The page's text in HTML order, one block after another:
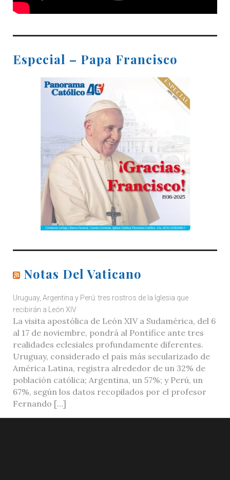
Especial – Papa Francisco
Notas Del Vaticano
Uruguay, Argentina y Perú: tres rostros de la Iglesia que
recibirán a León XIV
La visita apostólica de León XIV a Sudamérica, del 6
al 17 de noviembre, pondrá al Pontífice ante tres
realidades eclesiales profundamente diferentes.
Uruguay, considerado el país más secularizado de
América Latina, registra alrededor de un 32% de
población católica; Argentina, un 57%; y Perú, un
67%, según los datos recopilados por el profesor
Fernando […]